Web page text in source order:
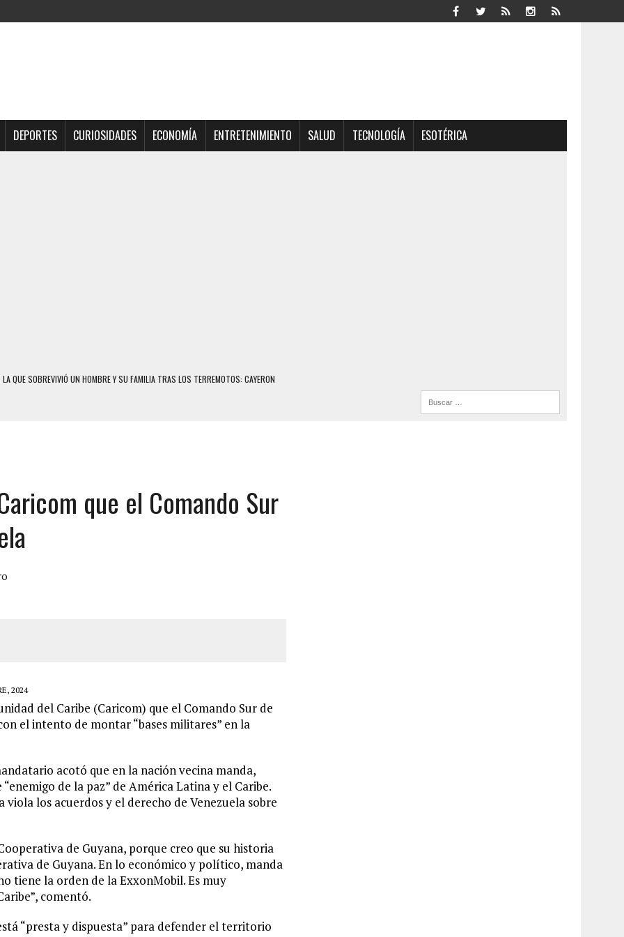
DEPORTES CURIOSIDADES ECONOMÍA ENTRETENIMIENTO SALUD TECNOLOGÍA ESOTÉRICA
LA QUE SOBREVIVIÓ UN HOMBRE Y SU FAMILIA TRAS LOS TERREMOTOS: CAYERON
SU NEVERA MIENTRAS LA CASA SE INUNDABA
HIJOS, UNO PERDIÓ LA VIDA
EN LA AUTOPISTA VALLE-COCHE
AÑOS EN LICEO DE CHILE: SUS COMPAÑEROS LO ESPERARON EN LA SALIDA
DESENCADENÓ TRAGEDIA FAMILIAR
que el Comando Sur
2024
del Caribe (Caricom) que el Comando Sur de
el intento de montar “bases militares” en la
acotó que en la nación vecina manda,
de la paz” de América Latina y el Caribe.
viola los acuerdos y el derecho de Venezuela sobre
de Guyana, porque creo que su historia
de Guyana. En lo económico y político, manda
tiene la orden de la ExxonMobil. Es muy
comentó.
“presta y dispuesta” para defender el territorio